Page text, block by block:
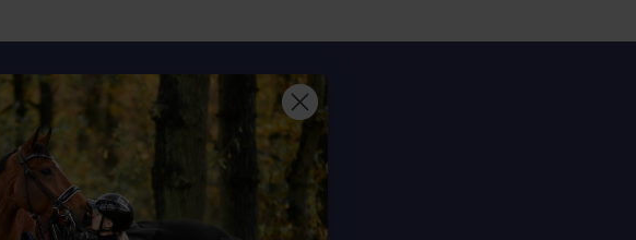
Neem contact op
Sterrenbergweg 40
3769 BT Soesterberg
Nederland